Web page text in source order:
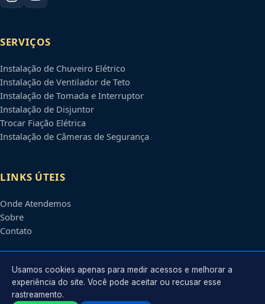
SERVIÇOS
Instalação de Chuveiro Elétrico
Instalação de Ventilador de Teto
Instalação de Tomada e Interruptor
Instalação de Disjuntor
Trocar Fiação Elétrica
Instalação de Câmeras de Segurança
LINKS ÚTEIS
Onde Atendemos
Sobre
Contato
CONTATO
Atendimento em
Usamos cookies apenas para medir acessos e melhorar a
experiência do site. Você pode aceitar ou recusar esse
rastreamento.